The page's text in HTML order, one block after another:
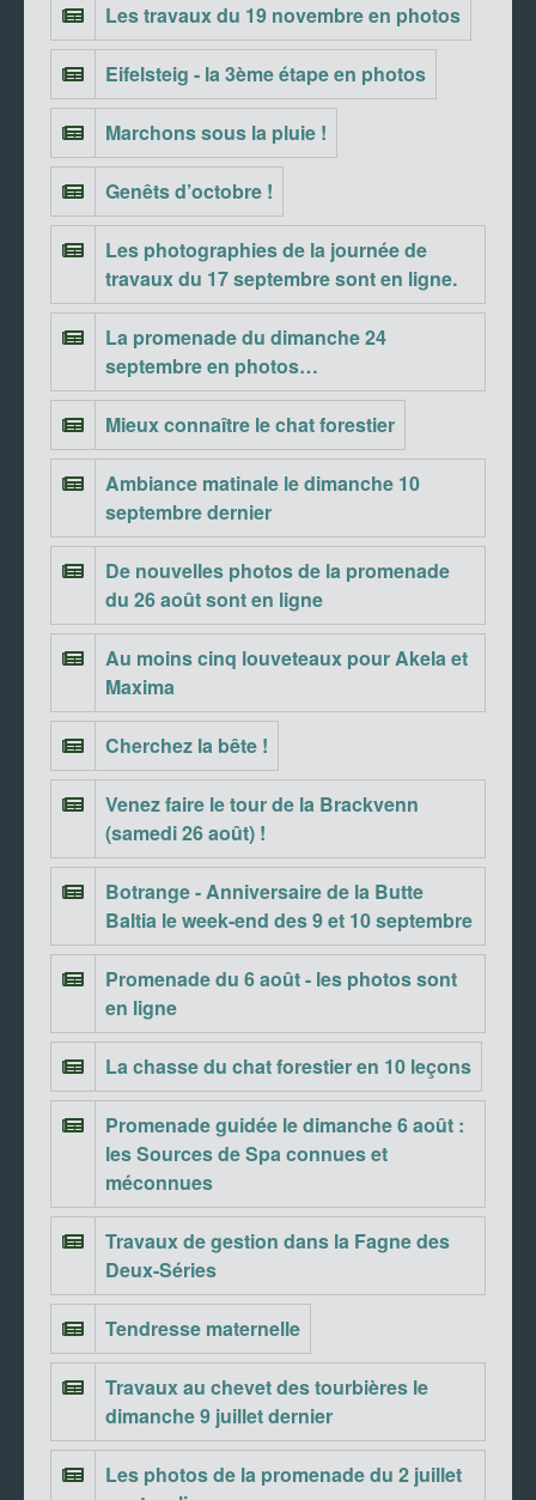
Les travaux du 19 novembre en photos
Eifelsteig - la 3ème étape en photos
Marchons sous la pluie !
Genêts d’octobre !
Les photographies de la journée de
travaux du 17 septembre sont en ligne.
La promenade du dimanche 24
septembre en photos…
Mieux connaître le chat forestier
Ambiance matinale le dimanche 10
septembre dernier
De nouvelles photos de la promenade
du 26 août sont en ligne
Au moins cinq louveteaux pour Akela et
Maxima
Cherchez la bête !
Venez faire le tour de la Brackvenn
(samedi 26 août) !
Botrange - Anniversaire de la Butte
Baltia le week-end des 9 et 10 septembre
Promenade du 6 août - les photos sont
en ligne
La chasse du chat forestier en 10 leçons
Promenade guidée le dimanche 6 août :
les Sources de Spa connues et
méconnues
Travaux de gestion dans la Fagne des
Deux-Séries
Tendresse maternelle
Travaux au chevet des tourbières le
dimanche 9 juillet dernier
Les photos de la promenade du 2 juillet